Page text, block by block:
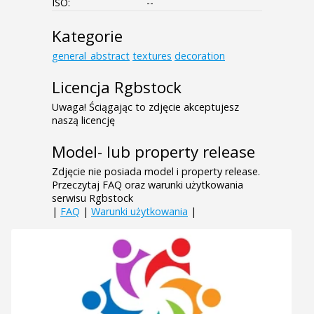
Kategorie
general_abstract textures decoration
Licencja Rgbstock
Uwaga! Ściągając to zdjęcie akceptujesz
naszą licencję
Model- lub property release
Zdjęcie nie posiada model i property release.
Przeczytaj FAQ oraz warunki użytkowania
serwisu Rgbstock
| FAQ | Warunki użytkowania |